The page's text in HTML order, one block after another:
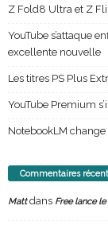
Z Fold8 Ultra et Z
YouTube s’attaque
excellente nouvelle
Les titres PS Plus
YouTube Premium
NotebookLM
Commentaires
Mattdans Free lance